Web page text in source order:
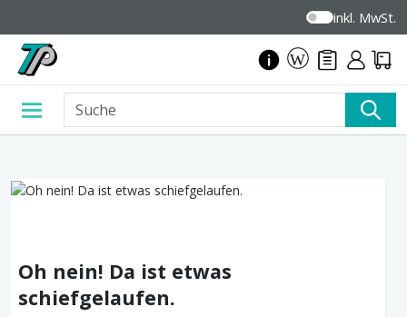
inkl. MwSt.
Oh nein! Da ist etwas
schiefgelaufen.